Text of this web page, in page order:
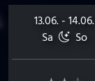
13.06. - 14.06.
Sa
So